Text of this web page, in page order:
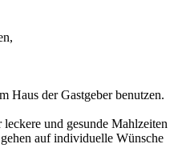
Haus der Gastgeber benutzen.
und gesunde Mahlzeiten
auf individuelle Wünsche